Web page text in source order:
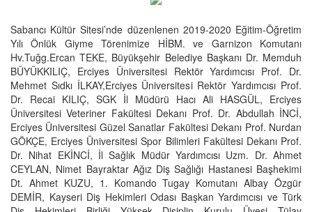
Sabancı Kültür Sitesi’nde düzenlenen 2019-2020 Eğitim-Öğretim
Yılı Önlük Giyme Törenimize HİBM. ve Garnizon Komutanı
Hv.Tuğg.Ercan TEKE, Büyükşehir Belediye Başkanı Dr. Memduh
BÜYÜKKILIÇ, Erciyes Üniversitesi Rektör Yardımcısı Prof. Dr.
Mehmet Sıdkı İLKAY,Erciyes Üniversitesi Rektör Yardımcısı Prof.
Dr. Recai KILIÇ, SGK İl Müdürü Hacı Ali HASGÜL, Erciyes
Üniversitesi Veteriner Fakültesi Dekanı Prof. Dr. Abdullah İNCİ,
Erciyes Üniversitesi Güzel Sanatlar Fakültesi Dekanı Prof. Nurdan
GÖKÇE, Erciyes Üniversitesi Spor Bilimleri Fakültesi Dekanı Prof.
Dr. Nihat EKİNCİ, İl Sağlık Müdür Yardımcısı Uzm. Dr. Ahmet
CEYLAN, Nimet Bayraktar Ağız Diş Sağlığı Hastanesi Başhekimi
Dt. Ahmet KUZU, 1. Komando Tugay Komutanı Albay Özgür
DEMİR, Kayseri Diş Hekimleri Odası Başkan Yardımcısı ve Türk